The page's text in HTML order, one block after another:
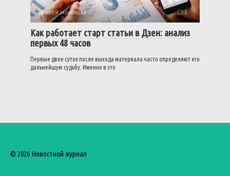
Бизнес и экономика 0
Как работает старт статьи в Дзен: анализ
первых 48 часов
Первые двое суток после выхода материала часто определяют его
дальнейшую судьбу. Именно в это
© 2026 Новостной журнал